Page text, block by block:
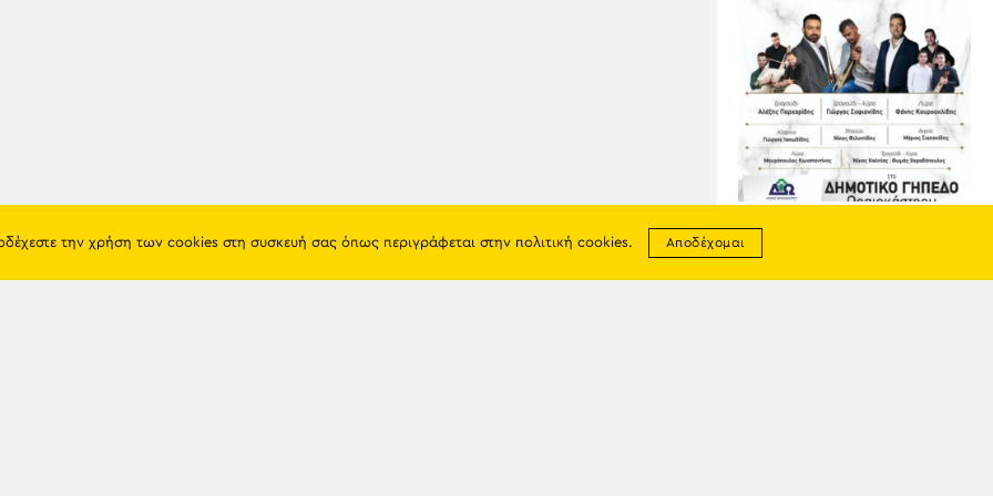
07
Ποντιακό Γλέντι στο
Ωραιόκαστρο
την χρήση των cookies στη συσκευή σας όπως περιγράφεται στην πολιτική cookies. Αποδέχομαι